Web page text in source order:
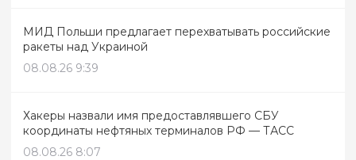
МИД Польши предлагает перехватывать российские
ракеты над Украиной
08.08.26 9:39
Хакеры назвали имя предоставлявшего СБУ
координаты нефтяных терминалов РФ — ТАСС
08.08.26 8:07